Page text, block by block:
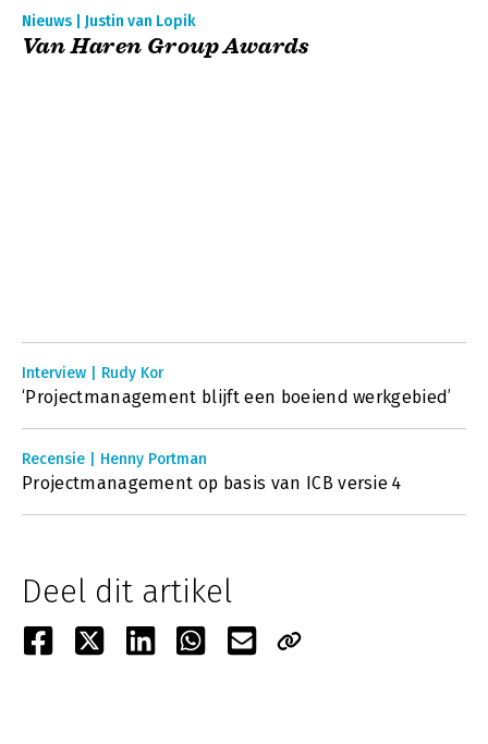
Nieuws | Justin van Lopik
Van Haren Group Awards
Interview | Rudy Kor
‘Projectmanagement blijft een boeiend werkgebied’
Recensie | Henny Portman
Projectmanagement op basis van ICB versie 4
Deel dit artikel